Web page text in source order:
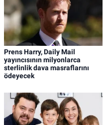
Prens Harry, Daily Mail
yayıncısının milyonlarca
sterlinlik dava masraflarını
ödeyecek